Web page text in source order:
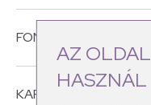
AZ
HASZNÁL
FONTOS INFORMÁCIÓK
KAPCSOLAT